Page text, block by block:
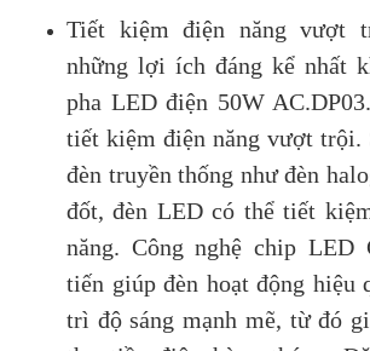
Tiết kiệm điện năng vượt
những lợi ích đáng kể nhất
pha LED điện 50W
tiết kiệm điện năng vượt trội.
đèn truyền thống như đèn
đốt, đèn LED có thể tiết
năng. Công nghệ chip LED
tiến giúp đèn hoạt động hiệu
trì độ sáng mạnh mẽ, từ đó